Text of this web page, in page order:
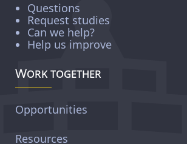
Questions
Request studies
Can we help?
Help us improve
Work together
Opportunities
Resources